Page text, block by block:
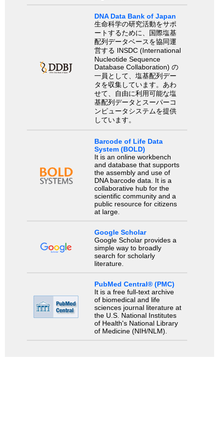
DNA Data Bank of Japan
生命科学の研究活動をサポ
ートするために、国際塩基
配列データベースを協同運
営する INSDC (International
Nucleotide Sequence
Database Collaboration) の
一員として、塩基配列デー
タを収集しています。あわ
せて、自由に利用可能な塩
基配列データとスーパーコ
ンピュータシステムを提供
しています。
Barcode of Life Data
System (BOLD)
It is an online workbench
and database that supports
the assembly and use of
DNA barcode data. It is a
collaborative hub for the
scientific community and a
public resource for citizens
at large.
Google Scholar
Google Scholar provides a
simple way to broadly
search for scholarly
literature.
PubMed Central® (PMC)
It is a free full-text archive
of biomedical and life
sciences journal literature at
the U.S. National Institutes
of Health's National Library
of Medicine (NIH/NLM).